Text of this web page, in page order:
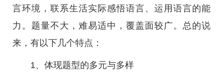
言环境，联系生活实际感悟语言、运用语言的能
力。题量不大，难易适中，覆盖面较广。总的说
来，有以下几个特点：
1、体现题型的多元与多样